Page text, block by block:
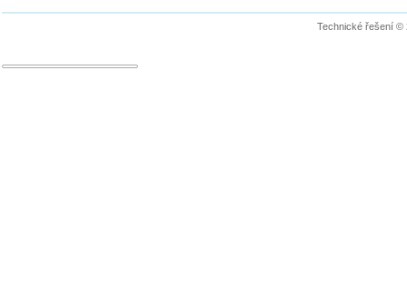
Technické řešení ©